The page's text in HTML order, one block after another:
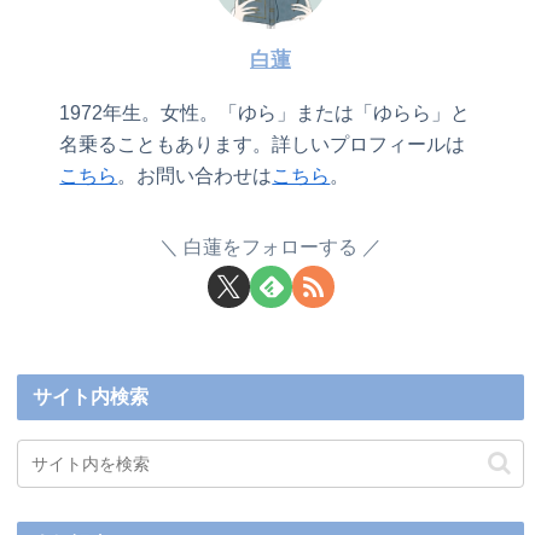
白蓮
1972年生。女性。「ゆら」または「ゆらら」と
名乗ることもあります。詳しいプロフィールは
こちら。お問い合わせはこちら。
白蓮をフォローする
サイト内検索